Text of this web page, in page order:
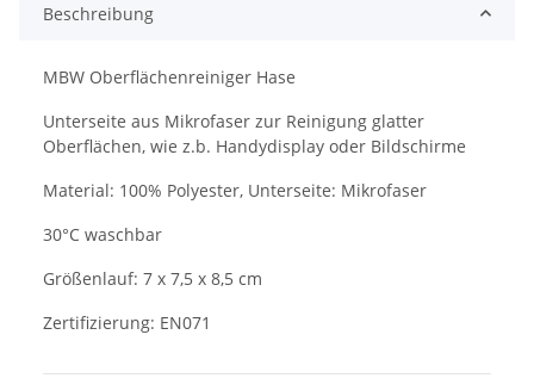
Beschreibung
MBW Oberflächenreiniger Hase
Unterseite aus Mikrofaser zur Reinigung glatter
Oberflächen, wie z.b. Handydisplay oder Bildschirme
Material: 100% Polyester, Unterseite: Mikrofaser
30°C waschbar
Größenlauf: 7 x 7,5 x 8,5 cm
Zertifizierung: EN071